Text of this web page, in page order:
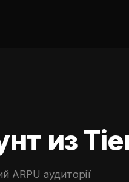
из
ARPU аудиторії